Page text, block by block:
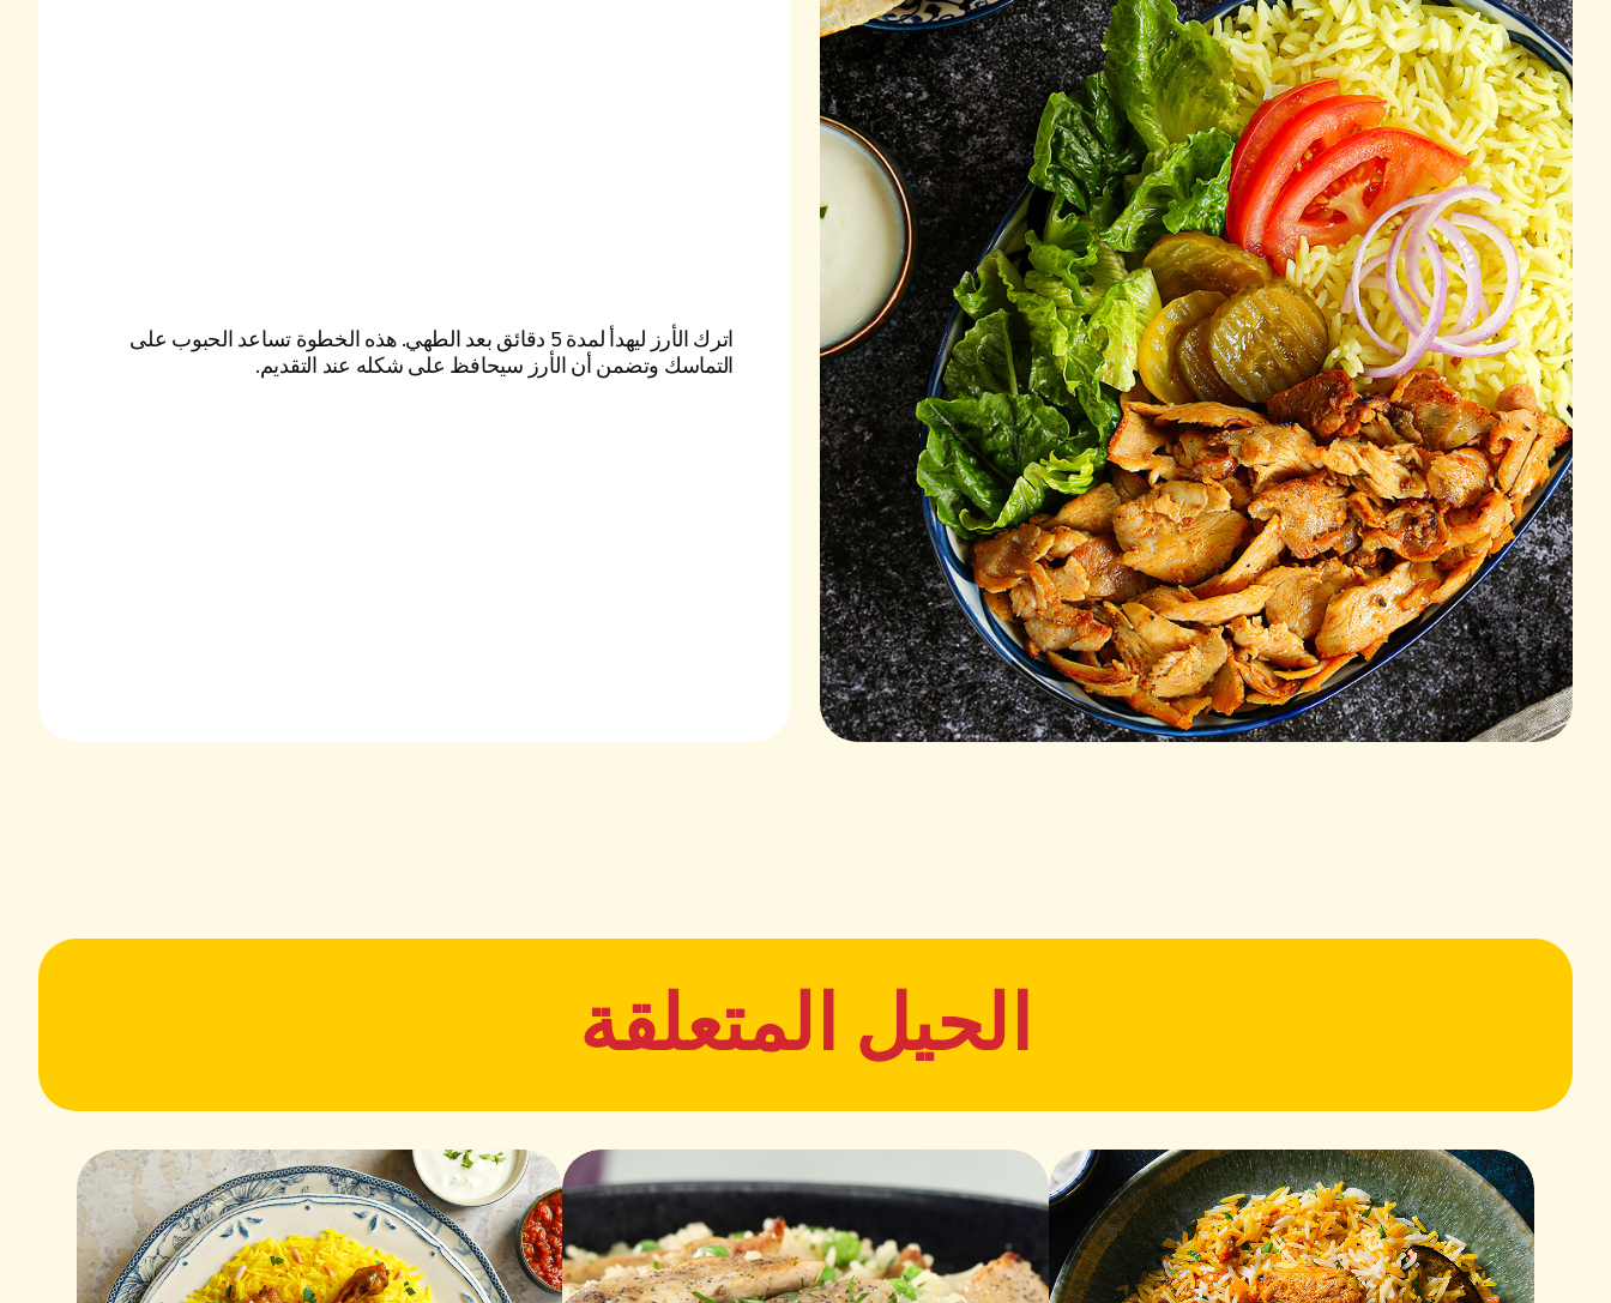
اترك الأرز ليهدأ لمدة 5 دقائق بعد الطهي. هذه الخطوة تساعد الحبوب على
التماسك وتضمن أن الأرز سيحافظ على شكله عند التقديم.
الحيل المتعلقة